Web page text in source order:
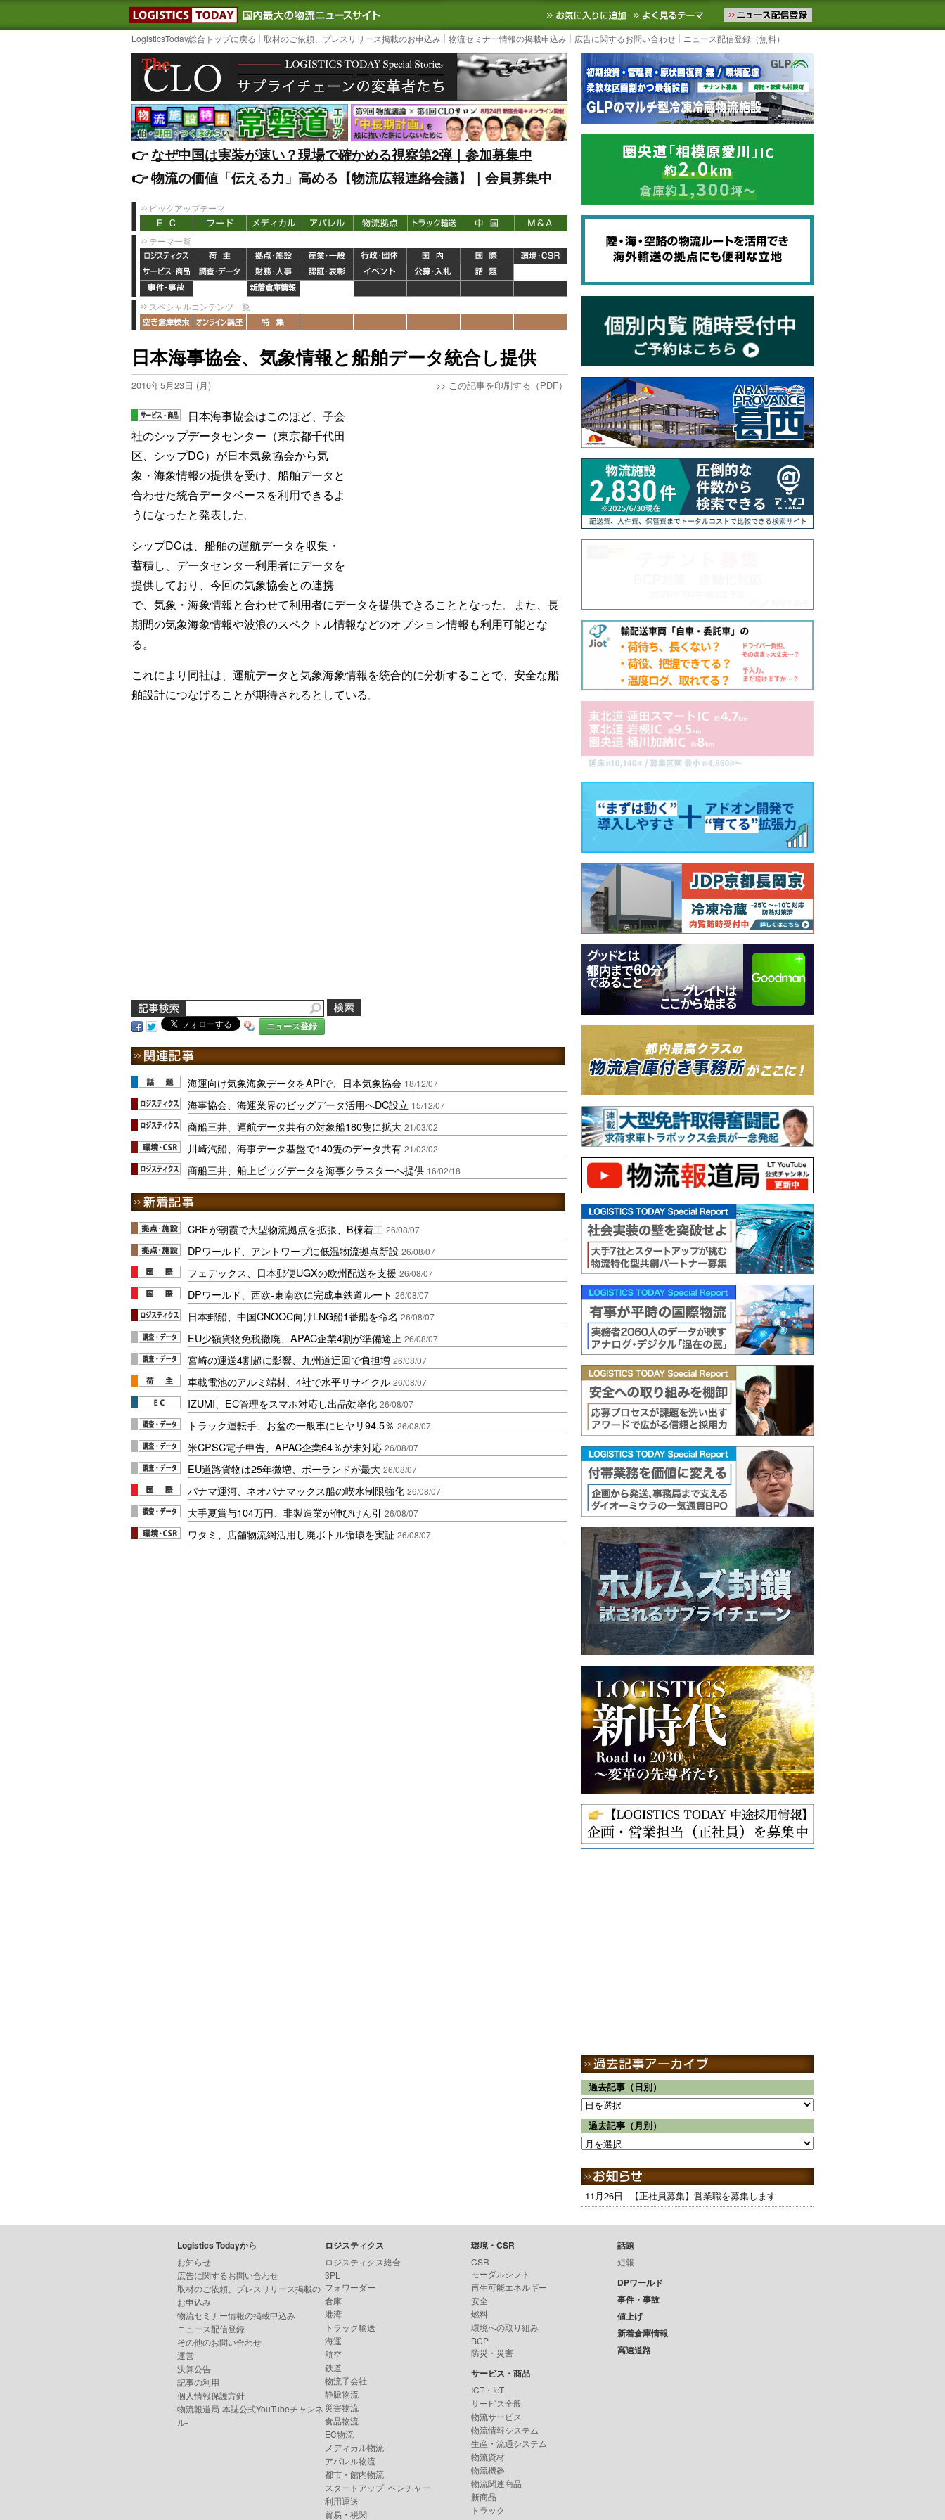
LOGISTICS TODAY｜国内最大の物流ニュースサイト3PL, SCMなど国内外の最新の物流ニュースをお届けします。物流ニュースメール配信を登録す
お気に入りに追加 よく見るテーマ
LogisticsToday総合トップに戻る 取材のご依頼、プレスリリース掲載のお申込み 物流セミナー情報の掲載申込み 広告に関するお問い合わせ ニュース配信登録（無料）
👉️なぜ中国は実装が速い？現場で確かめる視察第2弾｜参加募集中
👉️物流の価値「伝える力」高める【物流広報連絡会議】｜会員募集中
ピックアップテーマ
テーマ一覧
スペシャルコンテンツ一覧
日本海事協会、気象情報と船舶データ統合し提供
2016年5月23日 (月) >> この記事を印刷する（PDF）
日本海事協会はこのほど、子会
社のシップデータセンター（東京都千代田
区、シップDC）が日本気象協会から気
象・海象情報の提供を受け、船舶データと
合わせた統合データベースを利用できるよ
うになったと発表した。
シップDCは、船舶の運航データを収集・
蓄積し、データセンター利用者にデータを
提供しており、今回の気象協会との連携
で、気象・海象情報と合わせて利用者にデータを提供できることとなった。また、長
期間の気象海象情報や波浪のスペクトル情報などのオプション情報も利用可能とな
る。
これにより同社は、運航データと気象海象情報を統合的に分析することで、安全な船
舶設計につなげることが期待されるとしている。
ニュース登録
海運向け気象海象データをAPIで、日本気象協会 18/12/07
海事協会、海運業界のビッグデータ活用へDC設立 15/12/07
商船三井、運航データ共有の対象船180隻に拡大 21/03/02
川崎汽船、海事データ基盤で140隻のデータ共有 21/02/02
商船三井、船上ビッグデータを海事クラスターへ提供 16/02/18
CREが朝霞で大型物流拠点を拡張、B棟着工 26/08/07
DPワールド、アントワープに低温物流拠点新設 26/08/07
フェデックス、日本郵便UGXの欧州配送を支援 26/08/07
DPワールド、西欧-東南欧に完成車鉄道ルート 26/08/07
日本郵船、中国CNOOC向けLNG船1番船を命名 26/08/07
EU少額貨物免税撤廃、APAC企業4割が準備途上 26/08/07
宮崎の運送4割超に影響、九州道迂回で負担増 26/08/07
車載電池のアルミ端材、4社で水平リサイクル 26/08/07
IZUMI、EC管理をスマホ対応し出品効率化 26/08/07
トラック運転手、お盆の一般車にヒヤリ94.5％ 26/08/07
米CPSC電子申告、APAC企業64％が未対応 26/08/07
EU道路貨物は25年微増、ポーランドが最大 26/08/07
パナマ運河、ネオパナマックス船の喫水制限強化 26/08/07
大手夏賞与104万円、非製造業が伸びけん引 26/08/07
ワタミ、店舗物流網活用し廃ボトル循環を実証 26/08/07
過去記事（日別）
過去記事（月別）
11月26日 【正社員募集】営業職を募集します
Logistics Todayから
お知らせ
広告に関するお問い合わせ
取材のご依頼、プレスリリース掲載の
お申込み
物流セミナー情報の掲載申込み
ニュース配信登録
その他のお問い合わせ
運営
決算公告
記事の利用
個人情報保護方針
物流報道局-本誌公式YouTubeチャンネ
ル-
ロジスティクス
ロジスティクス総合
3PL
フォワーダー
倉庫
港湾
トラック輸送
海運
航空
鉄道
物流子会社
静脈物流
災害物流
食品物流
EC物流
メディカル物流
アパレル物流
都市・館内物流
スタートアップ･ベンチャー
利用運送
貿易・税関
環境・CSR
CSR
モーダルシフト
再生可能エネルギー
安全
燃料
環境への取り組み
BCP
防災・災害
サービス・商品
ICT・IoT
サービス全般
物流サービス
物流情報システム
生産・流通システム
物流資材
物流機器
物流関連商品
新商品
トラック
話題
短報
DPワールド
事件・事故
値上げ
新着倉庫情報
高速道路